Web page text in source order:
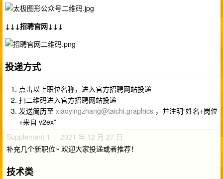
↓↓↓招聘官网↓↓↓
投递方式
点击以上职位名称，进入官方招聘网站投递
扫二维码进入官方招聘网站投递
发送简历至 xiaoyingzhang@taichi.graphics ，并注明“姓名+岗位
+来自 v2ex”
Supplement 1 · 2021 年 12 月 27 日
补充几个新职位~ 欢迎大家投递或者推荐！
技术类